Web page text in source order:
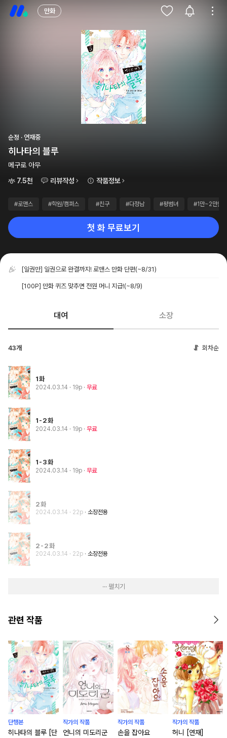
만화
순정 · 연재중
히나타의 블루
메구로 아무
7.5천
리뷰작성 작품정보
#로맨스 #학원/캠퍼스 #친구 #다정남 #평범녀 #1만~2만원
첫 화 무료보기
[일권만] 일권으로 완결까지! 로맨스 만화 단편(~8/31)
[100P] 만화 퀴즈 맞추면 전원 머니 지급!(~8/9)
대여 소장
43개 회차순
1화
2024.03.14 · 19p 무료
1-2화
2024.03.14 · 19p 무료
1-3화
2024.03.14 · 19p 무료
2화
2024.03.14 · 22p 소장전용
2-2화
2024.03.14 · 22p 소장전용
··· 펼치기
관련 작품
단행본
히나타의 블루 [단
작가의 작품
언니의 미도리군
작가의 작품
손을 잡아요
작가의 작품
허니 [연재]